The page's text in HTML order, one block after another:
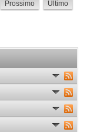
Prossimo Ultimo